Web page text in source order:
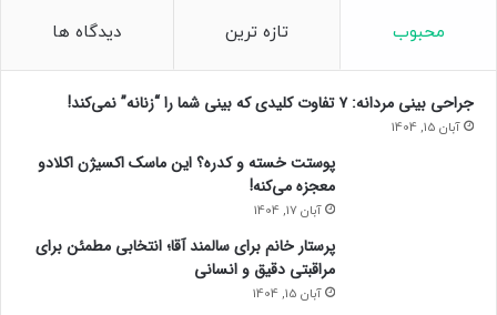
نشد، مجازات اجرا نمی‌شود).
– تبدیل مجازات: در برخی موارد، مجازات بدنی می‌تواند به جریمه
نقدی یا سایر مجازات‌های جایگزین تبدیل شود (البته این مورد در
مورد شلاق با ضوابط بسیار سختگیرانه‌ای همراه است).
ا
محبوب تازه ترین دیدگاه ها
جراحی بینی مردانه: ۷ تفاوت کلیدی که بینی شما را “زنانه” نمی‌کند!
آبان 15, 1404
پوستت خسته و کدره؟ این ماسک اکسیژن اکلادو
معجزه می‌کنه!
آبان 17, 1404
پرستار خانم برای سالمند آقا؛ انتخابی مطمئن برای
مراقبتی دقیق و انسانی
آبان 15, 1404